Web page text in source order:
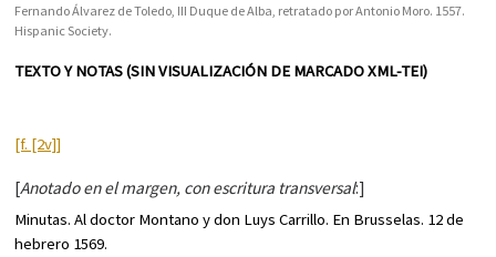
Fernando Álvarez de Toledo, III Duque de Alba, retratado por Antonio Moro. 1557.
Hispanic Society.
TEXTO Y NOTAS (SIN VISUALIZACIÓN DE MARCADO XML-TEI)
[f. [2v]]
[Anotado en el margen, con escritura transversal:]
Minutas. Al doctor Montano y don Luys Carrillo. En Brusselas. 12 de
hebrero 1569.